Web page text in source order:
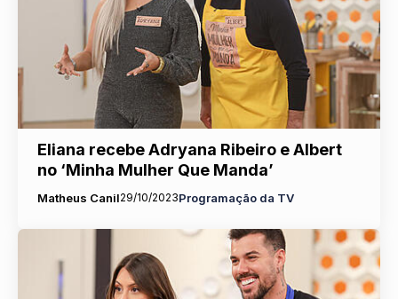
Eliana recebe Adryana Ribeiro e Albert
no ‘Minha Mulher Que Manda’
Matheus Canil29/10/2023Programação da TV